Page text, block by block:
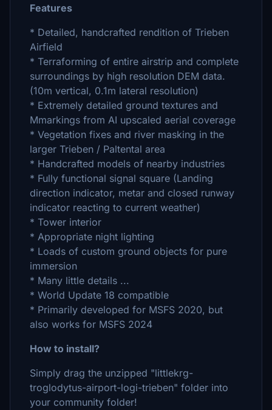
Features
* Detailed, handcrafted rendition of Trieben
Airfield
* Terraforming of entire airstrip and complete
surroundings by high resolution DEM data.
(10m vertical, 0.1m lateral resolution)
* Extremely detailed ground textures and
Mmarkings from AI upscaled aerial coverage
* Vegetation fixes and river masking in the
larger Trieben / Paltental area
* Handcrafted models of nearby industries
* Fully functional signal square (Landing
direction indicator, metar and closed runway
indicator reacting to current weather)
* Tower interior
* Appropriate night lighting
* Loads of custom ground objects for pure
immersion
* Many little details ...
* World Update 18 compatible
* Primarily developed for MSFS 2020, but
also works for MSFS 2024
How to install?
Simply drag the unzipped "littlekrg-
troglodytus-airport-logi-trieben" folder into
your community folder!